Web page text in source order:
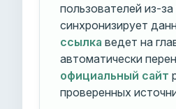
пользователей из-
синхронизирует
ссылка ведет на
автоматически
официальный сайт
проверенных